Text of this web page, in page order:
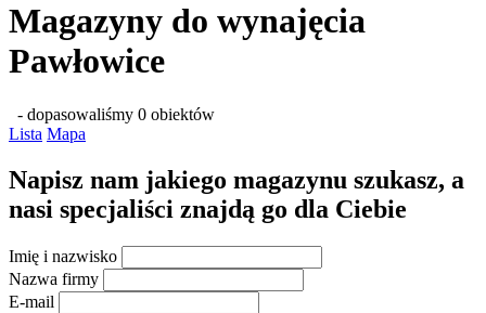
Magazyny do wynajęcia
Pawłowice
- dopasowaliśmy 0 obiektów
Lista Mapa
Napisz nam jakiego magazynu szukasz, a
nasi specjaliści znajdą go dla Ciebie
Imię i nazwisko
Nazwa firmy
E-mail